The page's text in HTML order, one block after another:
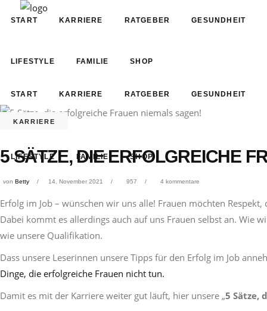
START KARRIERE RATGEBER GESUNDHEIT
LIFESTYLE FAMILIE SHOP
START KARRIERE RATGEBER GESUNDHEIT
LIFESTYLE FAMILIE SHOP
KARRIERE
5 SÄTZE, DIE ERFOLGREICHE
von Betty 14. November 2021 957 4 kommentare
Erfolg im Job – wünschen wir uns alle! Frauen möchten
Dabei kommt es allerdings auch auf uns Frauen selbst an. Wie
wie unsere Qualifikation.
Dass unsere Leserinnen unsere Tipps für den Erfolg im Job
Dinge, die erfolgreiche Frauen nicht tun.
Damit es mit der Karriere weiter gut läuft, hier unsere „5 Sätze,